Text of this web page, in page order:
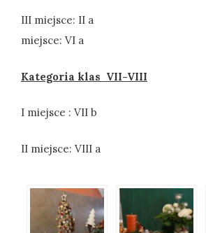
III miejsce:
miejsce: VI a
Kategoria klas VII-VIII
I miejsce : VII b
II miejsce: VIII a